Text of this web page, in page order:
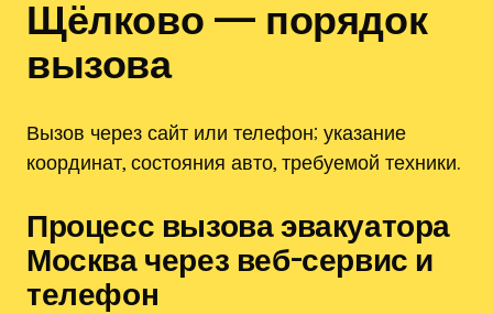
Щёлково — порядок
вызова
Вызов через сайт или телефон; указание
координат, состояния авто, требуемой техники.
Процесс вызова эвакуатора
Москва через веб-сервис и
телефон